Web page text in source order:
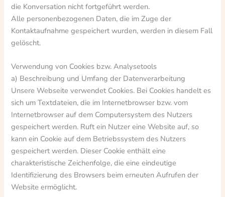
die Konversation nicht fortgeführt werden.
Alle personenbezogenen Daten, die im Zuge der
Kontaktaufnahme gespeichert wurden, werden in diesem Fall
gelöscht.
Verwendung von Cookies bzw. Analysetools
a) Beschreibung und Umfang der Datenverarbeitung
Unsere Webseite verwendet Cookies. Bei Cookies handelt es
sich um Textdateien, die im Internetbrowser bzw. vom
Internetbrowser auf dem Computersystem des Nutzers
gespeichert werden. Ruft ein Nutzer eine Website auf, so
kann ein Cookie auf dem Betriebssystem des Nutzers
gespeichert werden. Dieser Cookie enthält eine
charakteristische Zeichenfolge, die eine eindeutige
Identifizierung des Browsers beim erneuten Aufrufen der
Website ermöglicht.